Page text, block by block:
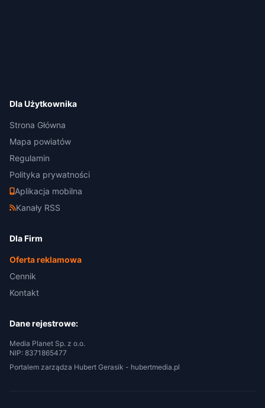
Dla Użytkownika
Strona Główna
Mapa powiatów
Regulamin
Polityka prywatności
Aplikacja mobilna
Kanały RSS
Dla Firm
Oferta reklamowa
Cennik
Kontakt
Dane rejestrowe:
Media Planet Sp. z o.o.
NIP: 8371865477
Portalem zarządza Hubert Gerasik - hubertmedia.pl